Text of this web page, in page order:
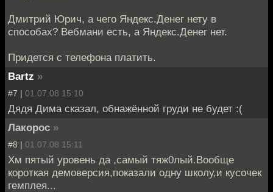
Дмитрий Юрич, а чего Яндекс.Денег нету в
способах? Вебмани есть, а Яндекс.Денег нет.
Придется с телефона платить.
Bartz »
#7 | 01.07.08 15:10
Дядя Дима сказал, обнажённой груди не будет :(
Лакорос »
#8 | 01.07.08 15:11
Хм пятый уровень да ,самый тяж0лый.Вообще
короткая демоверсия,показали одну школу,и кусочек
гемплея...